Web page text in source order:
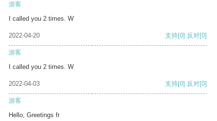
游客
I called you 2 times. W
2022-04-20 支持[0] 反对[0]
游客
I called you 2 times. W
2022-04-03 支持[0] 反对[0]
游客
Hello, Greetings fr